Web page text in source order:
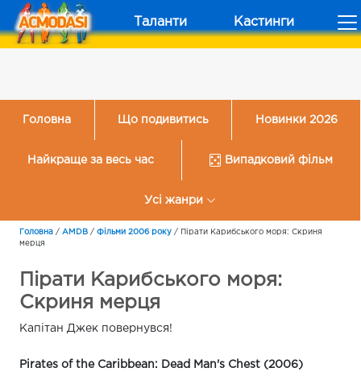
Таланти Кастинги
Головна Що подивитись Новинки 2026
Найкраще за весь час Випадковий фільм
Усі жанри
Головна / AMDB / Фільми 2006 року /
Пірати Карибського моря: Скриня
мерця
Пірати Карибського моря:
Скриня мерця
Капітан Джек повернувся!
Pirates of the Caribbean: Dead Man's Chest (2006)